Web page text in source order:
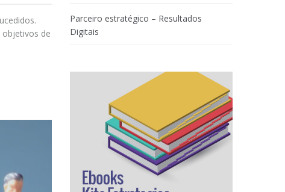
de
Parceiro estratégico – Resultados
Digitais